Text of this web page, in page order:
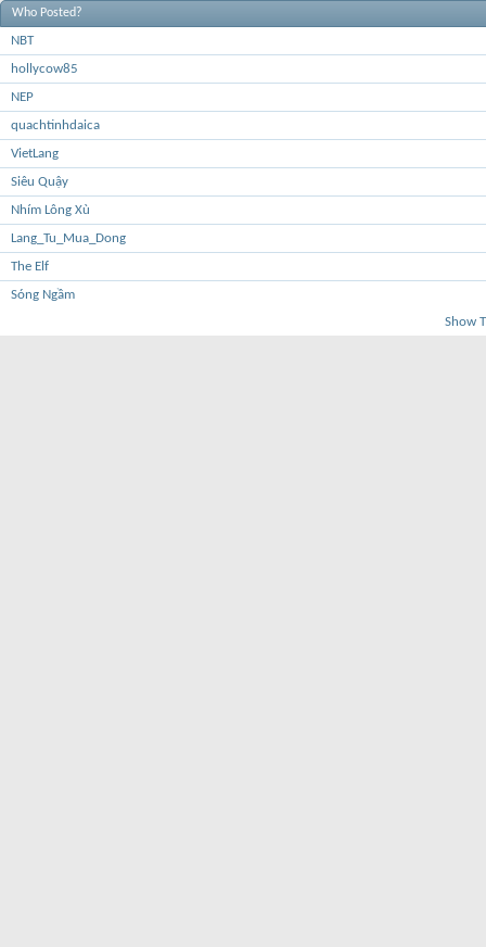
Who Posted?
NBT
hollycow85
NEP
quachtinhdaica
VietLang
Siêu Quậy
Nhím Lông Xù
Lang_Tu_Mua_Dong
The Elf
Sóng Ngầm
Show